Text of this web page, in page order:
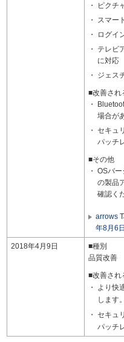
ピクチ
スマー
ログイ
テレビ
に対応
ジェス
■改善され
場合が
セキュ
パッチ
■その他
OSバ
の製品
確認く
arrows
年8月6日
2018年4月9日
■種別
品質改善
■改善され
より快
します。
セキュ
パッチ